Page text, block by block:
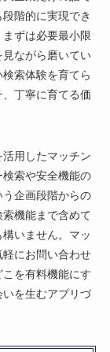
階的に実現でき
ずは必要最小限
ながら磨いてい
索体験を育てら
丁寧に育てる価
用したマッチン
索や安全機能の
企画段階からの
機能まで含めて
いません。マッ
にお問い合わせ
を有料機能にす
を生むアプリづ